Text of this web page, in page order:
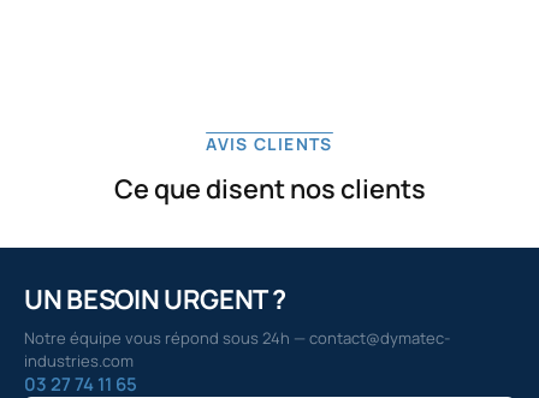
AVIS CLIENTS
Ce que disent nos clients
UN BESOIN URGENT ?
Notre équipe vous répond sous 24h — contact@dymatec-
industries.com
03 27 74 11 65